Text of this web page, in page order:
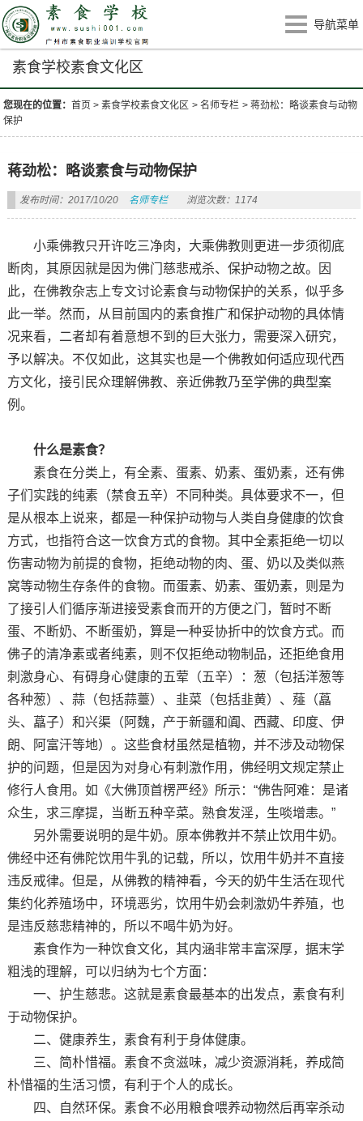
导航菜单
素食学校素食文化区
您现在的位置：首页 >素食学校素食文化区 >名师专栏 >蒋劲松：略谈素食与动物
保护
蒋劲松：略谈素食与动物保护
发布时间：2017/10/20 名师专栏 浏览次数：1174
小乘佛教只开许吃三净肉，大乘佛教则更进一步须彻底
断肉，其原因就是因为佛门慈悲戒杀、保护动物之故。因
此，在佛教杂志上专文讨论素食与动物保护的关系，似乎多
此一举。然而，从目前国内的素食推广和保护动物的具体情
况来看，二者却有着意想不到的巨大张力，需要深入研究，
予以解决。不仅如此，这其实也是一个佛教如何适应现代西
方文化，接引民众理解佛教、亲近佛教乃至学佛的典型案
例。
什么是素食？
素食在分类上，有全素、蛋素、奶素、蛋奶素，还有佛
子们实践的纯素（禁食五辛）不同种类。具体要求不一，但
是从根本上说来，都是一种保护动物与人类自身健康的饮食
方式，也指符合这一饮食方式的食物。其中全素拒绝一切以
伤害动物为前提的食物，拒绝动物的肉、蛋、奶以及类似燕
窝等动物生存条件的食物。而蛋素、奶素、蛋奶素，则是为
了接引人们循序渐进接受素食而开的方便之门，暂时不断
蛋、不断奶、不断蛋奶，算是一种妥协折中的饮食方式。而
佛子的清净素或者纯素，则不仅拒绝动物制品，还拒绝食用
刺激身心、有碍身心健康的五荤（五辛）：葱（包括洋葱等
各种葱）、蒜（包括蒜薹）、韭菜（包括韭黄）、薤（藠
头、藠子）和兴渠（阿魏，产于新疆和阗、西藏、印度、伊
朗、阿富汗等地）。这些食材虽然是植物，并不涉及动物保
护的问题，但是因为对身心有刺激作用，佛经明文规定禁止
修行人食用。如《大佛顶首楞严经》所示：“佛告阿难：是诸
众生，求三摩提，当断五种辛菜。熟食发淫，生啖增恚。”
另外需要说明的是牛奶。原本佛教并不禁止饮用牛奶。
佛经中还有佛陀饮用牛乳的记载，所以，饮用牛奶并不直接
违反戒律。但是，从佛教的精神看，今天的奶牛生活在现代
集约化养殖场中，环境恶劣，饮用牛奶会刺激奶牛养殖，也
是违反慈悲精神的，所以不喝牛奶为好。
素食作为一种饮食文化，其内涵非常丰富深厚，据末学
粗浅的理解，可以归纳为七个方面：
一、护生慈悲。这就是素食最基本的出发点，素食有利
于动物保护。
二、健康养生，素食有利于身体健康。
三、简朴惜福。素食不贪滋味，减少资源消耗，养成简
朴惜福的生活习惯，有利于个人的成长。
四、自然环保。素食不必用粮食喂养动物然后再宰杀动